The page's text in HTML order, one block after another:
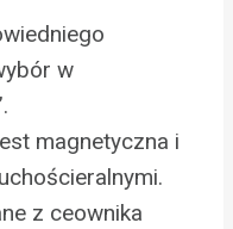
w
magnetyczna i
z ceownika